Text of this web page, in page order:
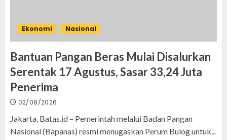
Ekonomi Nasional
Bantuan Pangan Beras Mulai Disalurkan
Serentak 17 Agustus, Sasar 33,24 Juta
Penerima
02/08/2026
Jakarta, Batas.id – Pemerintah melalui Badan Pangan
Nasional (Bapanas) resmi menugaskan Perum Bulog untuk...